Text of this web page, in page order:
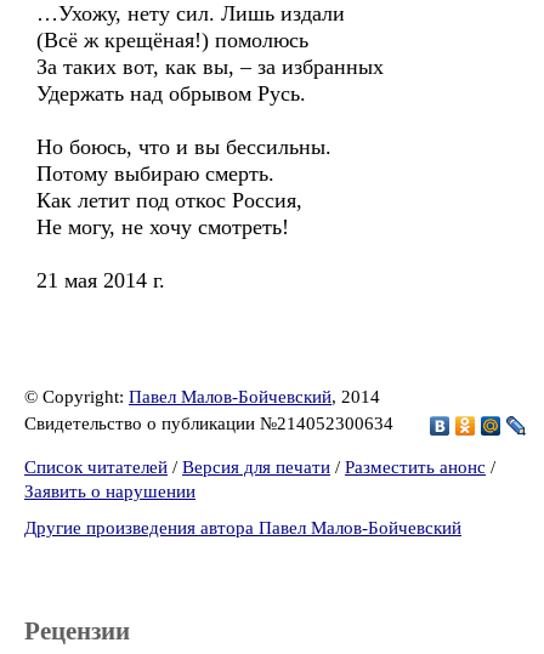
…Ухожу, нету сил. Лишь издали
(Всё ж крещёная!) помолюсь
За таких вот, как вы, – за избранных
Удержать над обрывом Русь.
Но боюсь, что и вы бессильны.
Потому выбираю смерть.
Как летит под откос Россия,
Не могу, не хочу смотреть!
21 мая 2014 г.
© Copyright: Павел Малов-Бойчевский, 2014
Свидетельство о публикации №214052300634
Список читателей / Версия для печати / Разместить анонс /
Заявить о нарушении
Другие произведения автора Павел Малов-Бойчевский
Рецензии